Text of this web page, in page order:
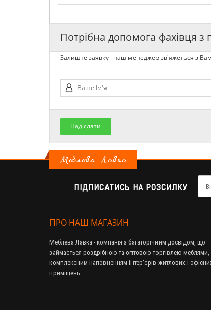
Потрібна допомога фахівця з
Залиште заявку і наш менеджер зв'яжеться з
Надіслати
Меблева Лавка
ПІДПИСАТИСЬ НА РОЗСИЛКУ
ПРО НАШ МАГАЗИН
Меблева Лавка - компанія з багаторічним досвідом, що
займається роздрібною та оптовою торгівлею меблями,
комплексним наповненням інтер'єрів житлових і
приміщень.